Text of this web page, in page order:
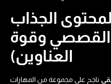
الجذاب
القصصي وقوة
العناوين)
ناجح على مجموعة من المهارات